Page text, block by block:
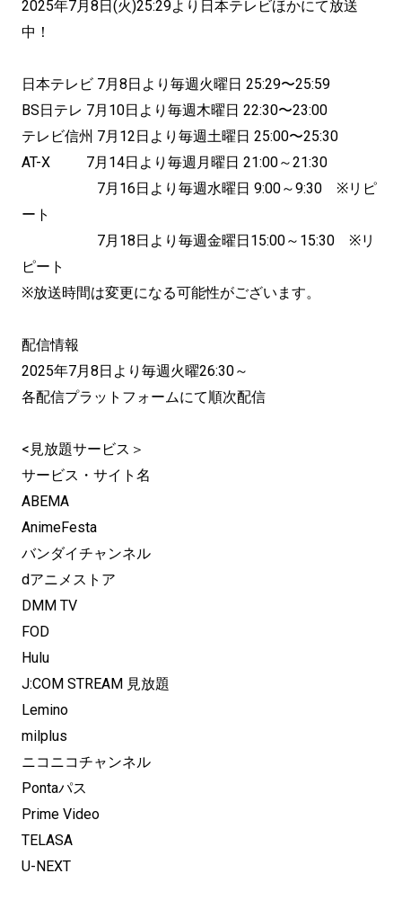
2025年7月8日(火)25:29より日本テレビほかにて放送
中！
日本テレビ 7月8日より毎週火曜日 25:29〜25:59
BS日テレ 7月10日より毎週木曜日 22:30〜23:00
テレビ信州 7月12日より毎週土曜日 25:00〜25:30
AT-X 7月14日より毎週月曜日 21:00～21:30
7月16日より毎週水曜日 9:00～9:30 ※リピ
ート
7月18日より毎週金曜日15:00～15:30 ※リ
ピート
※放送時間は変更になる可能性がございます。
配信情報
2025年7月8日より毎週火曜26:30～
各配信プラットフォームにて順次配信
<見放題サービス＞
サービス・サイト名
ABEMA
AnimeFesta
バンダイチャンネル
dアニメストア
DMM TV
FOD
Hulu
J:COM STREAM 見放題
Lemino
milplus
ニコニコチャンネル
Pontaパス
Prime Video
TELASA
U-NEXT